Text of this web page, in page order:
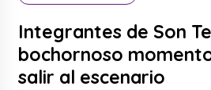
Integrantes de Son
bochornoso
salir al escenario